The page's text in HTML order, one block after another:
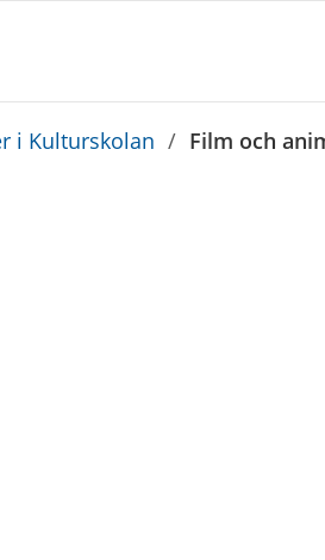
i Kulturskolan / Film och